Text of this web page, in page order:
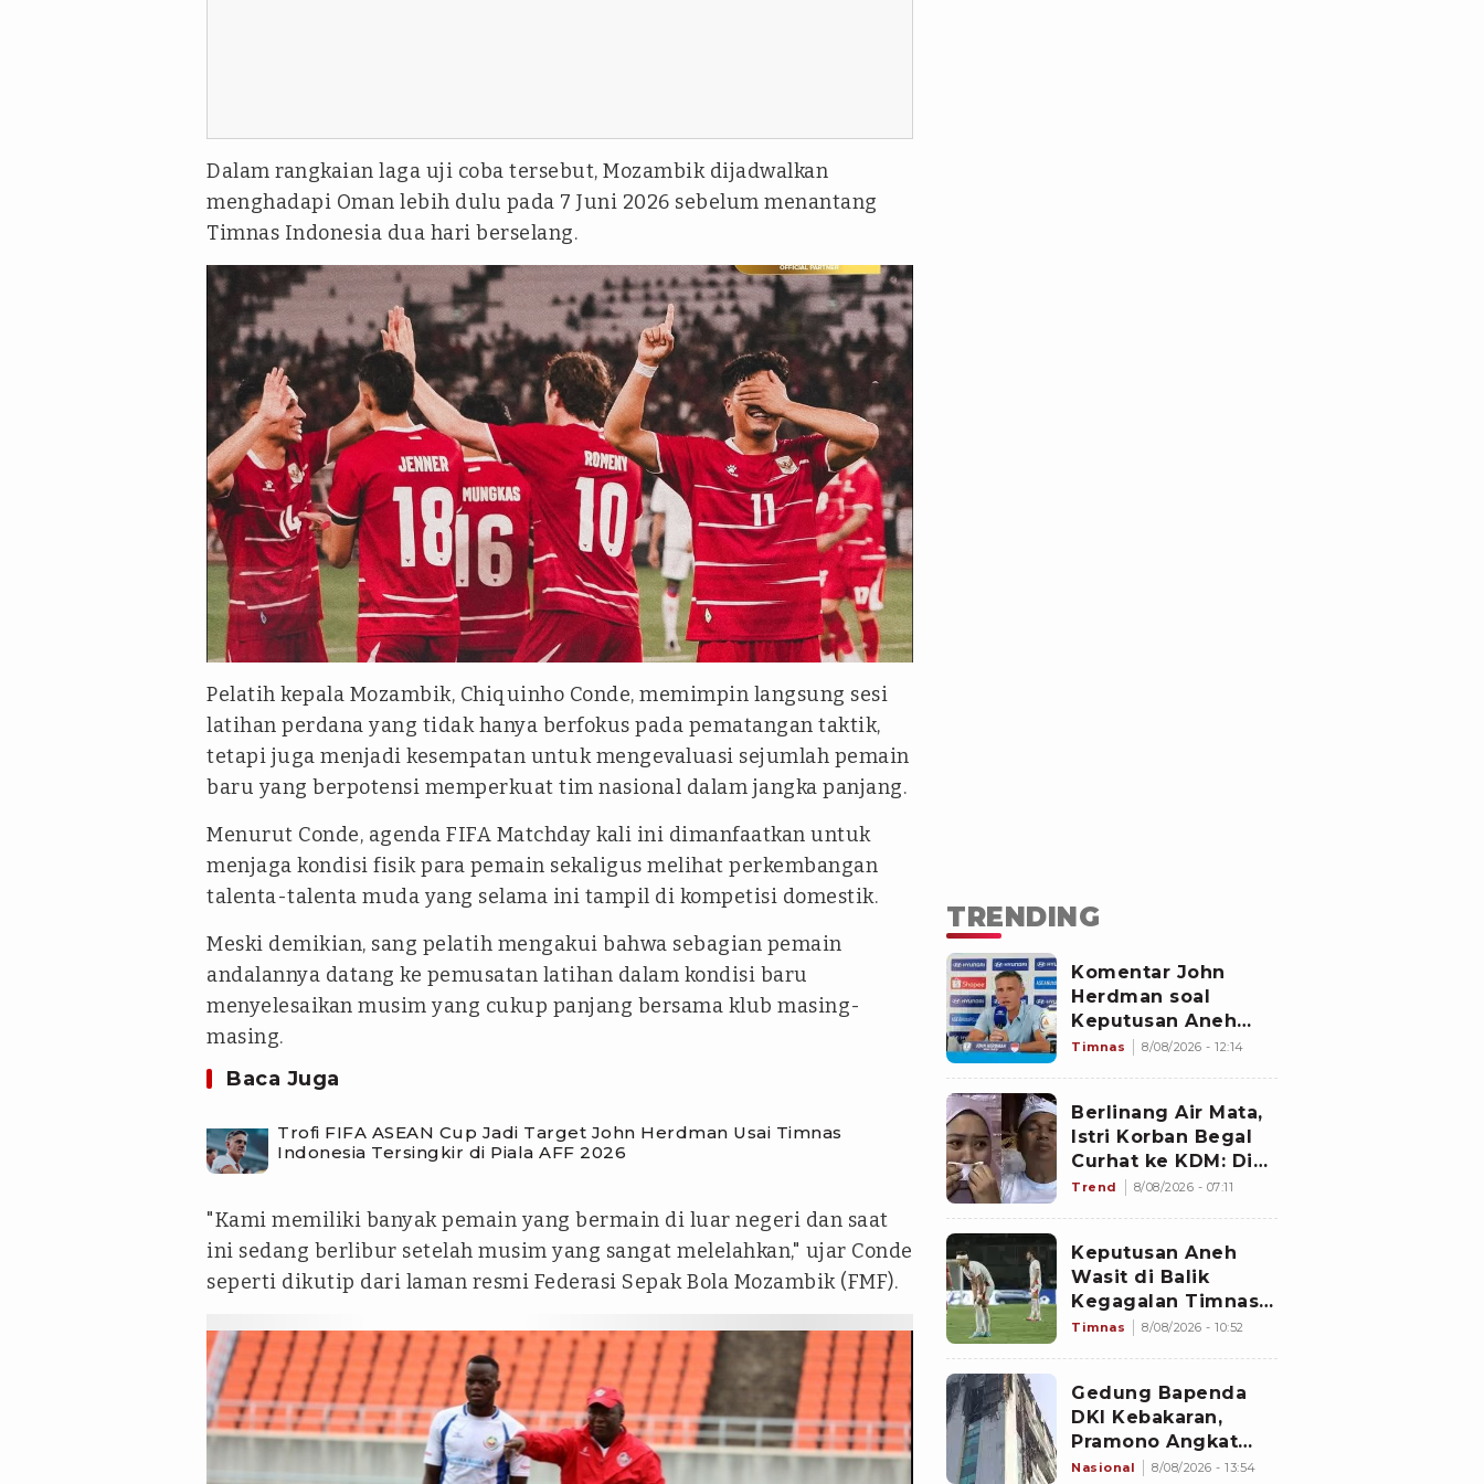
Dalam rangkaian laga uji coba tersebut, Mozambik dijadwalkan
menghadapi Oman lebih dulu pada 7 Juni 2026 sebelum menantang
Timnas Indonesia dua hari berselang.
Pelatih kepala Mozambik, Chiquinho Conde, memimpin langsung sesi
latihan perdana yang tidak hanya berfokus pada pematangan taktik,
tetapi juga menjadi kesempatan untuk mengevaluasi sejumlah pemain
baru yang berpotensi memperkuat tim nasional dalam jangka panjang.
Menurut Conde, agenda FIFA Matchday kali ini dimanfaatkan untuk
menjaga kondisi fisik para pemain sekaligus melihat perkembangan
talenta-talenta muda yang selama ini tampil di kompetisi domestik.
Meski demikian, sang pelatih mengakui bahwa sebagian pemain
andalannya datang ke pemusatan latihan dalam kondisi baru
menyelesaikan musim yang cukup panjang bersama klub masing-
masing.
Baca Juga
Trofi FIFA ASEAN Cup Jadi Target John Herdman Usai Timnas
Indonesia Tersingkir di Piala AFF 2026
"Kami memiliki banyak pemain yang bermain di luar negeri dan saat
ini sedang berlibur setelah musim yang sangat melelahkan," ujar Conde
seperti dikutip dari laman resmi Federasi Sepak Bola Mozambik (FMF).
TRENDING
Komentar John
Herdman soal
Keputusan Aneh
Wasit Laga Timnas
AFF 2026: Percuma
Bahas Itu
Timnas 8/08/2026 - 12:14
Berlinang Air Mata,
Istri Korban Begal
Curhat ke KDM: Dia
Abis Shalat Tahajud
Trend 8/08/2026 - 07:11
Keputusan Aneh
Wasit di Balik
Kegagalan Timnas
Indonesia Lolos
Singapura dan
Rugikan Garuda
Timnas 8/08/2026 - 10:52
Gedung Bapenda
DKI Kebakaran,
Pramono Angkat
Bicara soal Nasib
Nasional 8/08/2026 - 13:54